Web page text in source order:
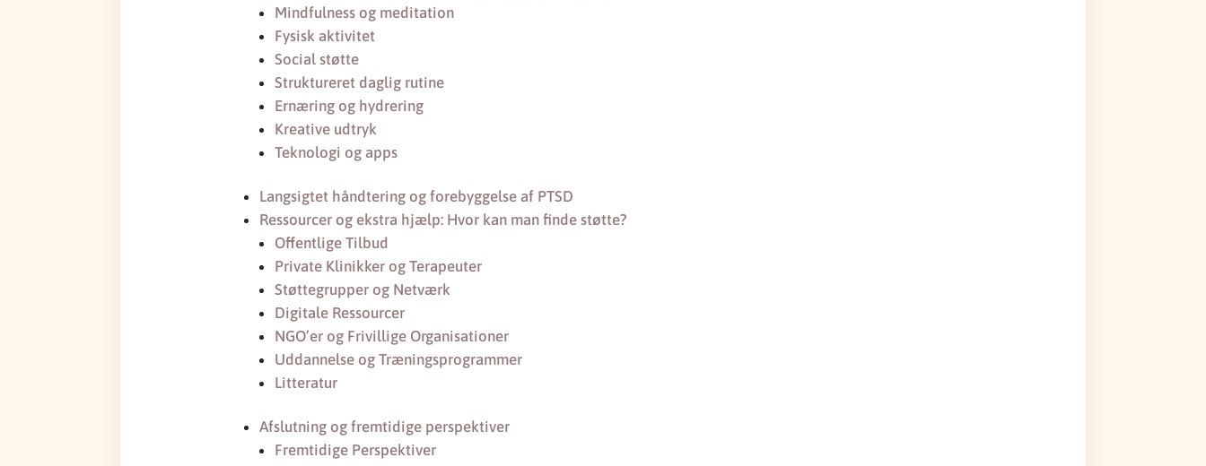
Mindfulness og meditation
Fysisk aktivitet
Social støtte
Struktureret daglig rutine
Ernæring og hydrering
Kreative udtryk
Teknologi og apps
Langsigtet håndtering og forebyggelse af PTSD
Ressourcer og ekstra hjælp: Hvor kan man finde støtte?
Offentlige Tilbud
Private Klinikker og Terapeuter
Støttegrupper og Netværk
Digitale Ressourcer
NGO’er og Frivillige Organisationer
Uddannelse og Træningsprogrammer
Litteratur
Afslutning og fremtidige perspektiver
Fremtidige Perspektiver